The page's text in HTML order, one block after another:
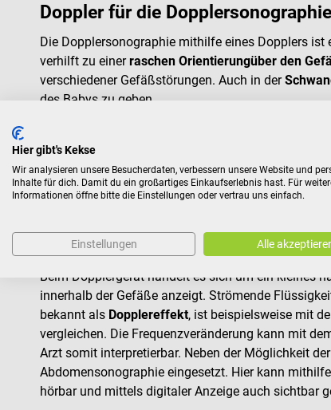
Doppler für die
Die Dopplersonographie mithilfe eines Dopplers
verhilft zu einerraschen Orientierungüber den
verschiedener Gefäßstörungen. Auch in der
des Babys zu geben.
Im DocCheck Shop kannst du aus dem großen
Produkte der Hersteller Bionet und Philips für dein
Das Dopplergerät
Gefäßdoppler sind unter anderem für nicht-
angiologischen Diagnostikeingesetzt. Darüber
Hebammen ein fast unverzichtbares Gerät.
Beim Dopplergerät handelt es sich um ein kleines
innerhalb der Gefäße anzeigt. Strömende
bekannt als Dopplereffekt, ist beispielsweise mit
vergleichen. Die Frequenzveränderung kann mit
Arzt somit interpretierbar. Neben der Möglichkeit
Abdomensonographie eingesetzt. Hier kann
hörbar und mittels digitaler Anzeige auch sichtbar
Hier gibt's Kekse
Wir analysieren unsere Besucherdaten, verbessern unsere Website und
Inhalte für dich. Damit du ein großartiges Einkaufserlebnis hast. Für
Informationen öffne bitte die Einstellungen oder vertrau uns einfach.
Einstellungen Alle